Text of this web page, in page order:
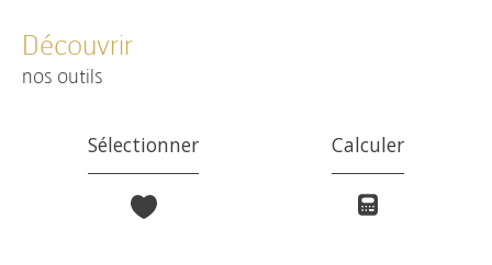
découvrir
nos outils
Sélectionner Calculer